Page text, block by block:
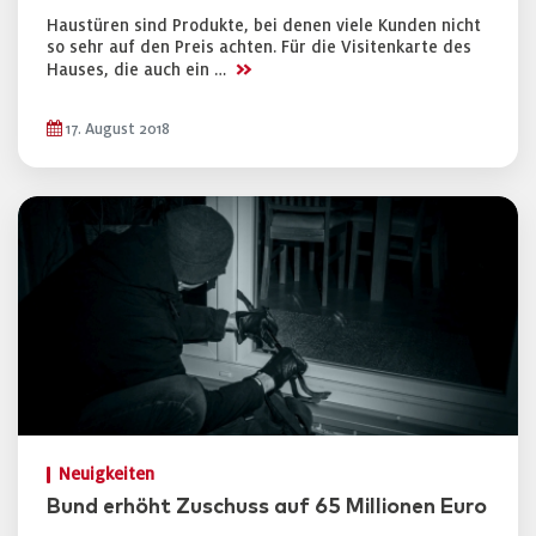
Haustüren sind Produkte, bei denen viele Kunden nicht
so sehr auf den Preis achten. Für die Visitenkarte des
Hauses, die auch ein … >>
17. August 2018
Neuigkeiten
Bund erhöht Zuschuss auf 65 Millionen Euro